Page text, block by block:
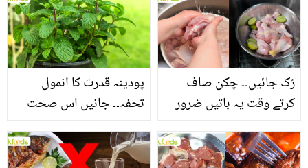
سے بھرپور اس سبزی کے
فائدے
پودینہ قدرت کا انمول
تحفہ۔۔ جانیں اس صحت
انگیز طبی فوائد
رُک جائیں۔۔ چکن صاف
کرتے وقت یہ باتیں ضرور